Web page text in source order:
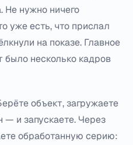
Не нужно ничего
уже есть, что прислал
на показе. Главное
несколько кадров
объект, загружаете
— и запускаете. Через
обработанную серию: